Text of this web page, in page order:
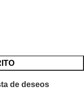
de deseos